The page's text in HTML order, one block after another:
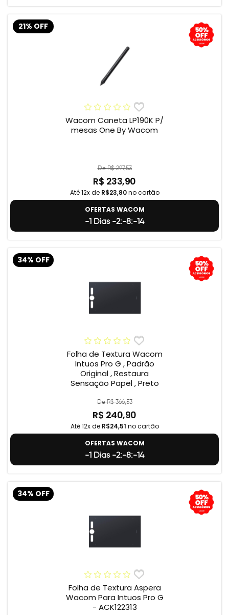
21% OFF
Wacom Caneta LP190K P/
mesas One By Wacom
De R$ 297,53
R$ 233,90
Até 12x de R$23,80no cartão
OFERTAS WACOM
-1 Dias -2:-8:-15
34% OFF
Folha de Textura Wacom
Intuos Pro G , Padrão
Original , Restaura
Sensação Papel , Preto
De R$ 366,53
R$ 240,90
Até 12x de R$24,51 no cartão
OFERTAS WACOM
-1 Dias -2:-8:-15
34% OFF
Folha de Textura Aspera
Wacom Para Intuos Pro G
- ACK122313